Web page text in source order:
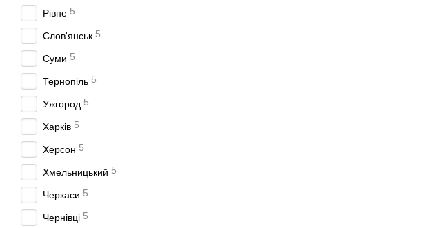
Рівне 5
Слов'янськ 5
Суми 5
Тернопіль 5
Ужгород 5
Харків 5
Херсон 5
Хмельницький 5
Черкаси 5
Чернівці 5